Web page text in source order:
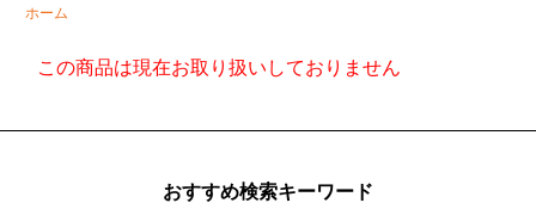
ホーム
この商品は現在お取り扱いしておりません
おすすめ検索キーワード